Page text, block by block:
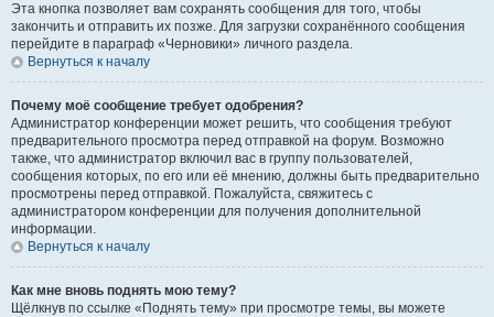
Эта кнопка позволяет вам сохранять сообщения для того, чтобы
закончить и отправить их позже. Для загрузки сохранённого сообщения
перейдите в параграф «Черновики» личного раздела.
Вернуться к началу
Почему моё сообщение требует одобрения?
Администратор конференции может решить, что сообщения требуют
предварительного просмотра перед отправкой на форум. Возможно
также, что администратор включил вас в группу пользователей,
сообщения которых, по его или её мнению, должны быть предварительно
просмотрены перед отправкой. Пожалуйста, свяжитесь с
администратором конференции для получения дополнительной
информации.
Вернуться к началу
Как мне вновь поднять мою тему?
Щёлкнув по ссылке «Поднять тему» при просмотре темы, вы можете